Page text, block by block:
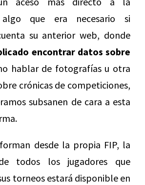
algo que era necesario si
su anterior web, donde
encontrar datos sobre
hablar de fotografías u otra
crónicas de competiciones,
subsanen de cara a esta
desde la propia FIP, la
todos los jugadores que
torneos estará disponible en